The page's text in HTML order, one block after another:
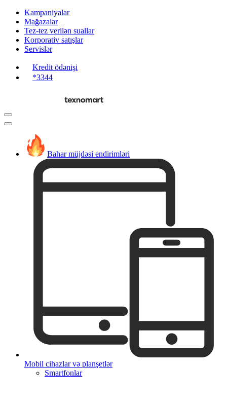
Kampaniyalar
Mağazalar
Tez-tez verilən suallar
Korporativ satışlar
Servislər
Kredit ödənişi
*3344
Bahar müjdəsi endirimləri
Mobil cihazlar və planşetlər
Smartfonlar